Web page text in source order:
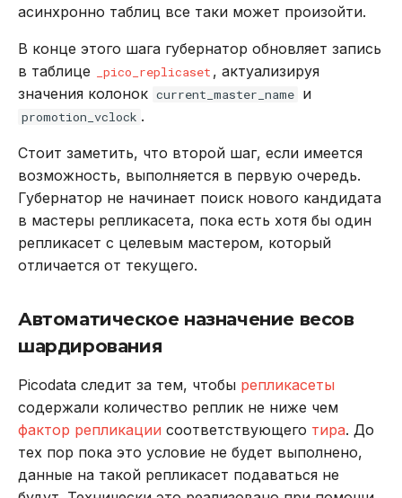
асинхронно таблиц все таки может произойти.
В конце этого шага губернатор обновляет запись
в таблице
_pico_replicaset , актуализируя
значения колонок current_master_name и
promotion_vclock .
Стоит заметить, что второй шаг, если имеется
возможность, выполняется в первую очередь.
Губернатор не начинает поиск нового кандидата
в мастеры репликасета, пока есть хотя бы один
репликасет с целевым мастером, который
отличается от текущего.
Автоматическое назначение весов
шардирования
Picodata следит за тем, чтобы репликасеты
содержали количество реплик не ниже чем
фактор репликации соответствующего тира. До
тех пор пока это условие не будет выполнено,
данные на такой репликасет подаваться не